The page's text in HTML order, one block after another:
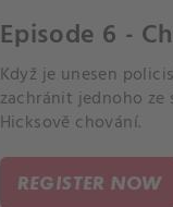
Episode 6 -
Když je unesen
zachránit jednoho ze
Hicksově chování.
REGISTER NOW